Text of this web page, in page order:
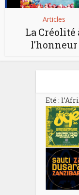
Articles
La Créolité
l’honneur
Eté :